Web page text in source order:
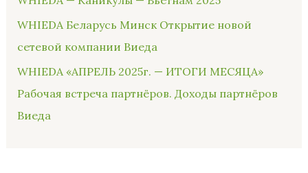
WHIEDA Беларусь Минск Открытие новой
сетевой компании Виеда
WHIEDA «АПРЕЛЬ 2025г. — ИТОГИ МЕСЯЦА»
Рабочая встреча партнёров. Доходы партнёров
Виеда